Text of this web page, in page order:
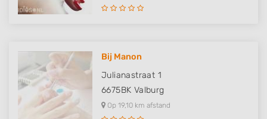
Bij Manon
Julianastraat 1
6675BK Valburg
Op 19,10 km afstand